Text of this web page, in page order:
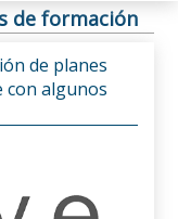
de formación
de planes
con algunos